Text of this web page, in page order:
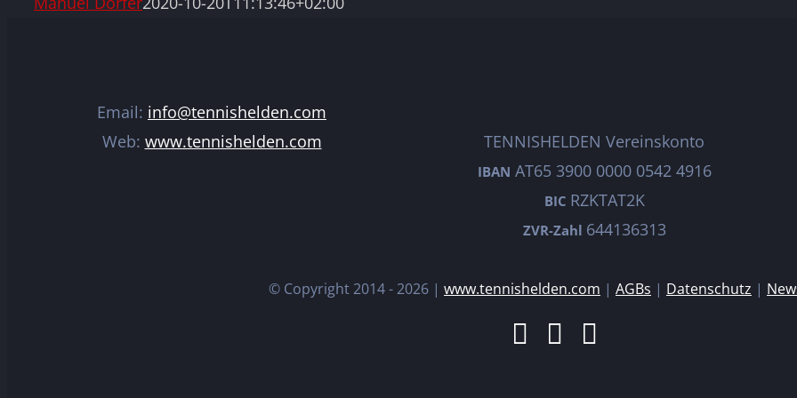
Email: info@tennishelden.com
Web: www.tennishelden.com TENNISHELDEN Vereinskonto
IBAN AT65 3900 0000 0542 4916
BIC RZKTAT2K
ZVR-Zahl 644136313
© Copyright 2014 -2026 | www.tennishelden.com | AGBs | Datenschutz |
Facebook
Instagram